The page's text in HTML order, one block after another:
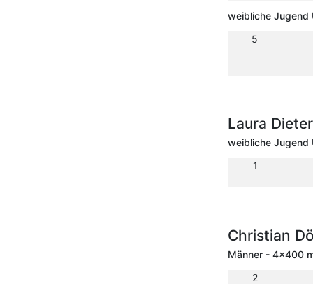
weibliche Jugend
5
Laura
weibliche Jugend
1
Christian
Männer - 4x400
2